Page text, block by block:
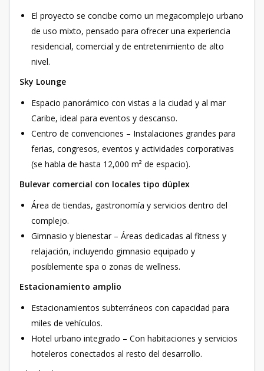
El proyecto se concibe como un megacomplejo urbano
de uso mixto, pensado para ofrecer una experiencia
residencial, comercial y de entretenimiento de alto
nivel.
Sky Lounge
Espacio panorámico con vistas a la ciudad y al mar
Caribe, ideal para eventos y descanso.
Centro de convenciones – Instalaciones grandes para
ferias, congresos, eventos y actividades corporativas
(se habla de hasta 12,000 m² de espacio).
Bulevar comercial con locales tipo dúplex
Área de tiendas, gastronomía y servicios dentro del
complejo.
Gimnasio y bienestar – Áreas dedicadas al fitness y
relajación, incluyendo gimnasio equipado y
posiblemente spa o zonas de wellness.
Estacionamiento amplio
Estacionamientos subterráneos con capacidad para
miles de vehículos.
Hotel urbano integrado – Con habitaciones y servicios
hoteleros conectados al resto del desarrollo.